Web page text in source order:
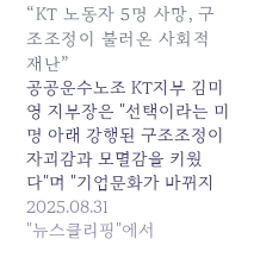
“KT 노동자 5명 사망, 구
조조정이 불러온 사회적
재난”
공공운수노조 KT지부 김미
영 지부장은 "선택이라는 미
명 아래 강행된 구조조정이
자괴감과 모멸감을 키웠
다"며 "기업문화가 바뀌지
않는 한 죽음의 행렬은 멈추
지 않는다"고 했다. LG헬로
2025.08.31
"뉴스클리핑"에서